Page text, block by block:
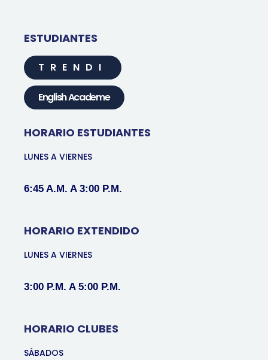
ESTUDIANTES
TRENDI
English Academe
HORARIO ESTUDIANTES
LUNES A VIERNES
6:45 A.M. A 3:00 P.M.
HORARIO EXTENDIDO
LUNES A VIERNES
3:00 P.M. A 5:00 P.M.
HORARIO CLUBES
SÁBADOS